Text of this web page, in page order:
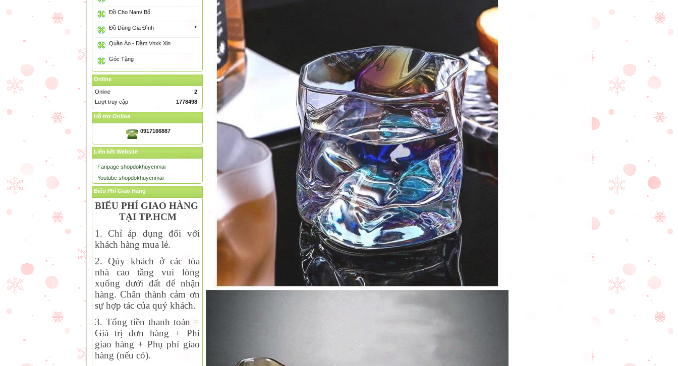
Đồ Cho Nam/ Bố
Đồ Dùng Gia Đình
Quần Áo - Đầm Vnxk Xịn
Góc Tặng
Online
Online
2
Lượt truy cập
1778498
Hỗ trợ Online
0917166887
Liên kết Website
Fanpage shopdokhuyenmai
Youtube shopdokhuyenmai
Biểu Phí Giao Hàng
BIỂU PHÍ GIAO HÀNG
TẠI TP.HCM
1. Chỉ áp dụng đối với
khách hàng mua lẻ.
2. Qúy khách ở các tòa
nhà cao tầng vui lòng
xuống dưới đất để nhận
hàng. Chân thành cảm ơn
sự hợp tác của quý khách.
3. Tổng tiền thanh toán =
Giá trị đơn hàng + Phí
giao hàng + Phụ phí giao
hàng (nếu có).